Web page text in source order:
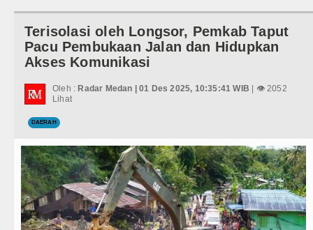
Politik
Hiburan
Olahraga
Teknologi
Internasional
Wisata
TIPS dan TRIK
Rico Waas : Kemerdekaan
Kurang dari 6 Jam, Polsek
Juventus Dikalahkan Inter Milan
PSG Ditahan Manchester
Chelsea Gilas AC Milan di Laga
Terisolasi oleh Longsor, Pemkab Taput
Pacu Pembukaan Jalan dan Hidupkan
Akses Komunikasi
Oleh : Radar Medan | 01 Des 2025, 10:35:41 WIB | 👁 2052
Lihat
DAERAH